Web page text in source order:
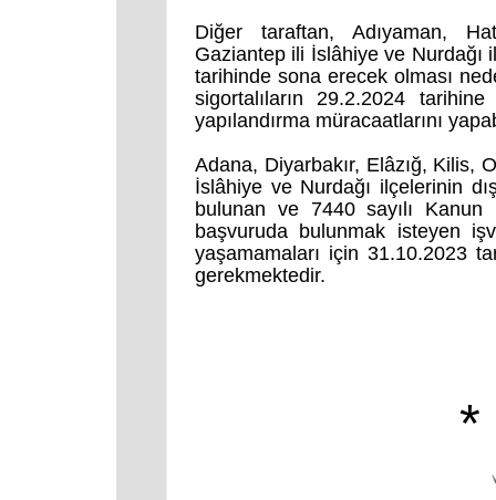
Diğer taraftan, Adıyaman,
Gaziantep ili İslâhiye ve
tarihinde sona erecek olması
sigortalıların 29.2.2024
yapılandırma müracaatlarını
Adana, Diyarbakır, Elâzığ, Kilis,
İslâhiye ve Nurdağı ilçelerinin
bulunan ve 7440 sayılı Kanun
başvuruda bulunmak isteyen
yaşamamaları için 31.10.2023
gerekmektedir.